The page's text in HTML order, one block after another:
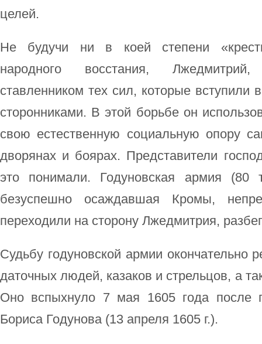
целей.
Не будучи ни в коей степени
народного восстания,
ставленником тех сил, которые вступили
сторонниками. В этой борьбе он
свою естественную социальную опору
дворянах и боярах. Представители
это понимали. Годуновская армия (80
безуспешно осаждавшая Кромы,
переходили на сторону Лжедмитрия,
Судьбу годуновской армии окончательно
даточных людей, казаков и стрельцов, а
Оно вспыхнуло 7 мая 1605 года после
Бориса Годунова (13 апреля 1605 г.).